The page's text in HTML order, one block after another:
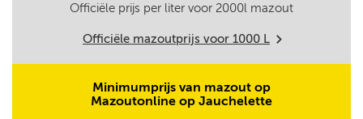
Officiële prijs per liter voor 2000l mazout
Officiële mazoutprijs voor 1000 L m
Minimumprijs van mazout op
Mazoutonline op Jauchelette